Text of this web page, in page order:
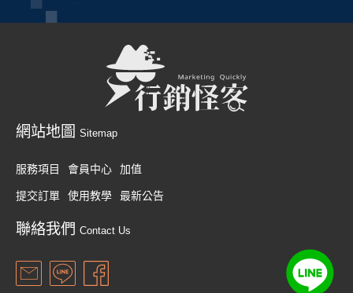
網站地圖 Sitemap
服務項目 會員中心 加值
提交訂單 使用教學 最新公告
聯絡我們 Contact Us